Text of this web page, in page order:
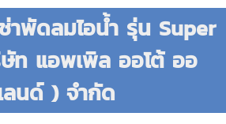
าพัดลมไอน้ำ รุ่น Super
ท แอพเพิล ออโต้ ออ
นด์ ) จำกัด